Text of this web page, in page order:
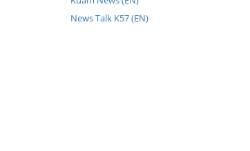
News Talk K57 (EN)